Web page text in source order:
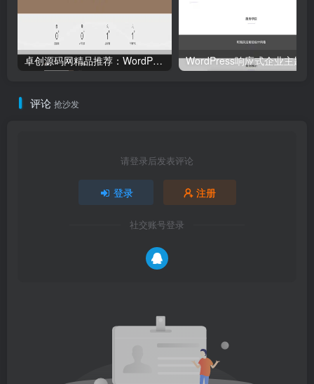
卓创源码网精品推荐：WordPress资源站主题源码（集成Erphpdown）｜多级VIP体系+分类付费+免签支付｜完美适配图库/视频库/资源库搭建！
评论 抢沙发
请登录后发表评论
登录 注册
社交账号登录